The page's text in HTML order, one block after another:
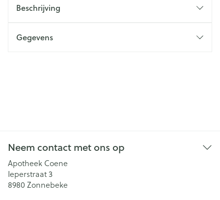
Beschrijving
Gegevens
Neem contact met ons op
Apotheek Coene
Ieperstraat 3
8980 Zonnebeke